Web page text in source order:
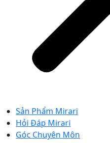
Sản Phẩm Mirari
Hỏi Đáp Mirari
Góc Chuyên Môn